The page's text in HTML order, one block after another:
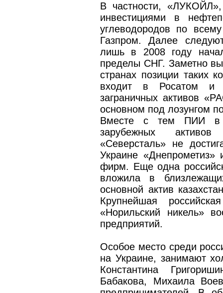
В частности,
инвестициями в
углеводородов по
Газпром. Далее
лишь в 2008 году
пределы СНГ. Заметно
странах позиции таких
входит в Росатом и
заграничных активов
основном под лозунгом
Вместе с тем ПИИ в
зарубежных
«Северсталь» не
Украине
фирм. Еще одна
вложила в
основной актив
Крупнейшая
«Норильский никель»
предприятий.
Особое место среди
на Украине, занимают
Константина
Бабакова, Михаила